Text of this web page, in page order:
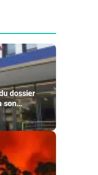
dossier
son
de